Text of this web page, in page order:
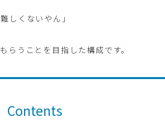
しくないやん」
らうことを目指した構成です。
Contents